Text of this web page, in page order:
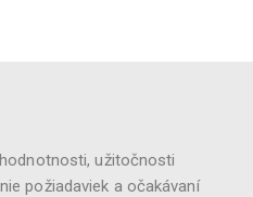
užitočnosti
požiadaviek a očakávaní